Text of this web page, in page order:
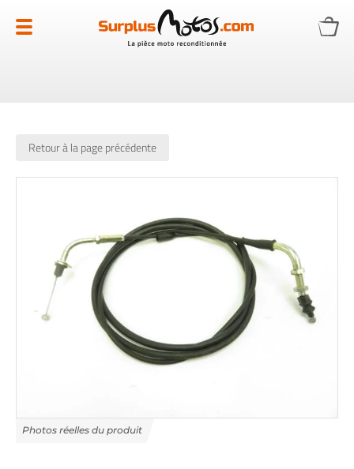
au
contenu
Retour à la page précédente
images
gallery